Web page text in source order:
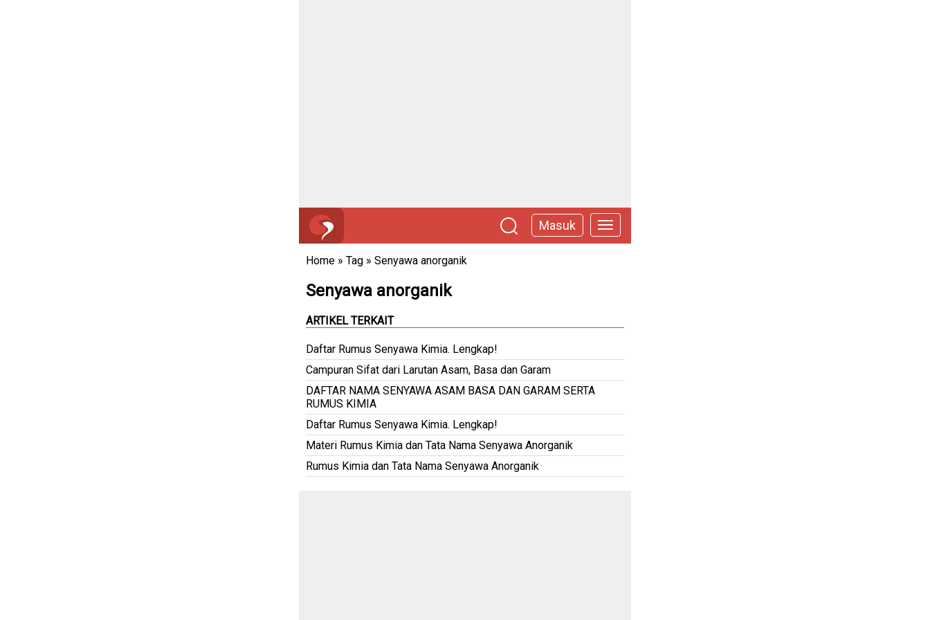
Masuk
Home » Tag » Senyawa anorganik
Senyawa anorganik
ARTIKEL TERKAIT
Daftar Rumus Senyawa Kimia. Lengkap!
Campuran Sifat dari Larutan Asam, Basa dan Garam
DAFTAR NAMA SENYAWA ASAM BASA DAN GARAM SERTA
RUMUS KIMIA
Daftar Rumus Senyawa Kimia. Lengkap!
Materi Rumus Kimia dan Tata Nama Senyawa Anorganik
Rumus Kimia dan Tata Nama Senyawa Anorganik